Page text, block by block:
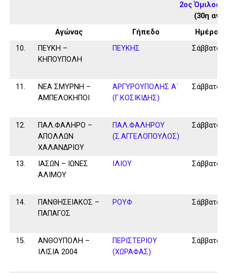
2ος Όμιλος
(30η
Αγώνας
Γήπεδο
Ημέρα
10.
ΠΕΥΚΗ –
ΚΗΠΟΥΠΟΛΗ
ΠΕΥΚΗΣ Σάββατο
11.
ΝΕΑ ΣΜΥΡΝΗ –
ΑΜΠΕΛΟΚΗΠΟΙ
ΑΡΓΥΡΟΥΠΟΛΗΣ Α΄
(Γ.ΚΟΣΙΚΙΔΗΣ)
Σάββατο
12.
ΠΑΛ.ΦΑΛΗΡΟ –
ΑΠΟΛΛΩΝ
ΧΑΛΑΝΔΡΙΟΥ
ΠΑΛ.ΦΑΛΗΡΟΥ
(Σ.ΑΓΓΕΛΟΠΟΥΛΟΣ)
Σάββατο
13.
ΙΑΣΩΝ – ΙΩΝΕΣ
ΑΛΙΜΟΥ
ΙΛΙΟΥ Σάββατο
14.
ΠΑΝΘΗΣΕΙΑΚΟΣ –
ΠΑΠΑΓΟΣ
ΡΟΥΦ Σάββατο
15.
ΑΝΘΟΥΠΟΛΗ –
ΙΛΙΣΙΑ 2004
ΠΕΡΙΣΤΕΡΙΟΥ
(ΧΩΡΑΦΑΣ)
Σάββατο